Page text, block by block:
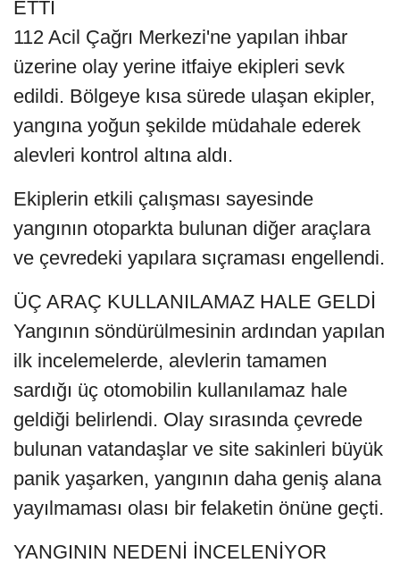
ETTİ
112 Acil Çağrı Merkezi'ne yapılan ihbar
üzerine olay yerine itfaiye ekipleri sevk
edildi. Bölgeye kısa sürede ulaşan ekipler,
yangına yoğun şekilde müdahale ederek
alevleri kontrol altına aldı.
Ekiplerin etkili çalışması sayesinde
yangının otoparkta bulunan diğer araçlara
ve çevredeki yapılara sıçraması engellendi.
ÜÇ ARAÇ KULLANILAMAZ HALE GELDİ
Yangının söndürülmesinin ardından yapılan
ilk incelemelerde, alevlerin tamamen
sardığı üç otomobilin kullanılamaz hale
geldiği belirlendi. Olay sırasında çevrede
bulunan vatandaşlar ve site sakinleri büyük
panik yaşarken, yangının daha geniş alana
yayılmaması olası bir felaketin önüne geçti.
YANGININ NEDENİ İNCELENİYOR